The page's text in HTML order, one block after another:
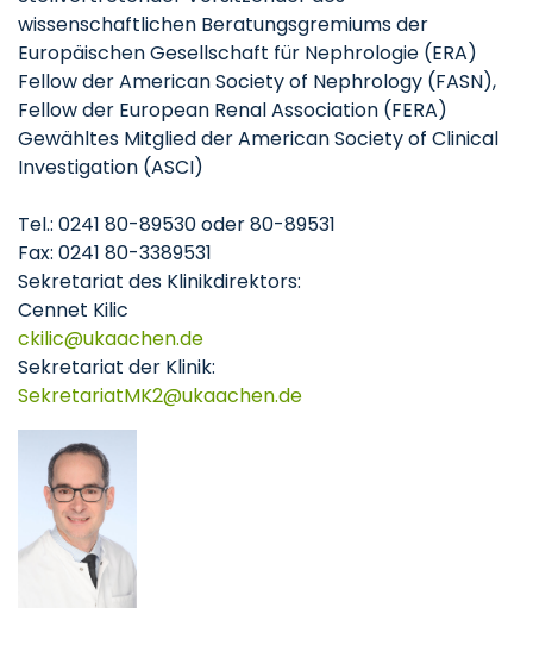
wissenschaftlichen Beratungsgremiums der
Europäischen Gesellschaft für Nephrologie (ERA)
Fellow der American Society of Nephrology (FASN),
Fellow der European Renal Association (FERA)
Gewähltes Mitglied der American Society of Clinical
Investigation (ASCI)
Tel.: 0241 80-89530 oder 80-89531
Fax: 0241 80-3389531
Sekretariat des Klinikdirektors:
Cennet Kilic
ckilic
ukaachende
Sekretariat der Klinik:
SekretariatMK2
ukaachende